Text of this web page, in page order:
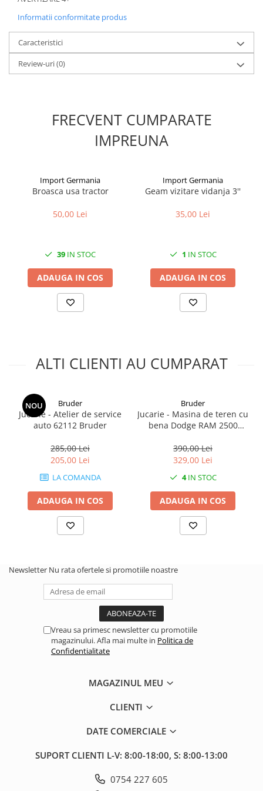
1.8.5. Transmisie punte fața 2 WD
(2x4)
1.8.6. Transmisie punte fața 4 WD
(4x4)
1.8.8. Cabluri ambreiaj și
1.8.10. Volante
1.8.11. Ambreaje lamelare și
2. Piese Utilaje Agricole
2.1. Prelucrarea Solului
2.1.1. Semănătoare
2.1.5. Freză
2.1.8. Tavalug
2.1.7. Tocator forestier si concasor
de piatra
2.2.2. Administrare gunoi grajd
2.3. Erbicidare & Irigare
2.3.2. Irigare
Informatii conformitate produs
Caracteristici
Review-uri(0)
FRECVENT CUMPARATE
IMPREUNA
Import Germania
Broasca usa tractor
50,00 Lei
39 IN STOC
ADAUGA IN COS
Import Germania
Geam vizitare vidanja 3''
35,00 Lei
1 IN STOC
ADAUGA IN COS
ALTI CLIENTI AU CUMPARAT
NOU Bruder
Jucarie - Atelier de service
auto 62112 Bruder
285,00 Lei
205,00 Lei
LA COMANDA
ADAUGA IN COS
Bruder
Jucarie - Masina de teren cu
bena Dodge RAM 2500
390,00 Lei
329,00 Lei
4IN STOC
ADAUGA IN COS
Newsletter Nu rata ofertele si promotiile noastre
Vreau sa primesc newsletter cu promotiile
magazinului. Afla mai multe in Politica de
Confidentialitate
MAGAZINUL MEU
CLIENTI
DATE COMERCIALE
SUPORT CLIENTI L-V: 8:00-18:00, S: 8:00-13:00
0754 227 605